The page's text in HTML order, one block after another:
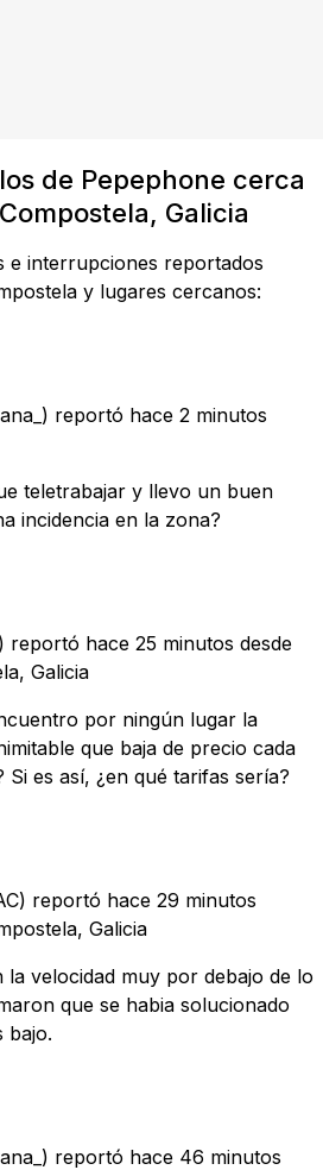
de Pepephone cerca
Galicia
e interrupciones reportados
y lugares cercanos:
reportó hace 2 minutos
teletrabajar y llevo un buen
incidencia en la zona?
reportó hace 25 minutos desde
Galicia
por ningún lugar la
que baja de precio cada
Si es así, ¿en qué tarifas sería?
reportó hace 29 minutos
Galicia
la velocidad muy por debajo de lo
que se habia solucionado
bajo.
reportó hace 46 minutos